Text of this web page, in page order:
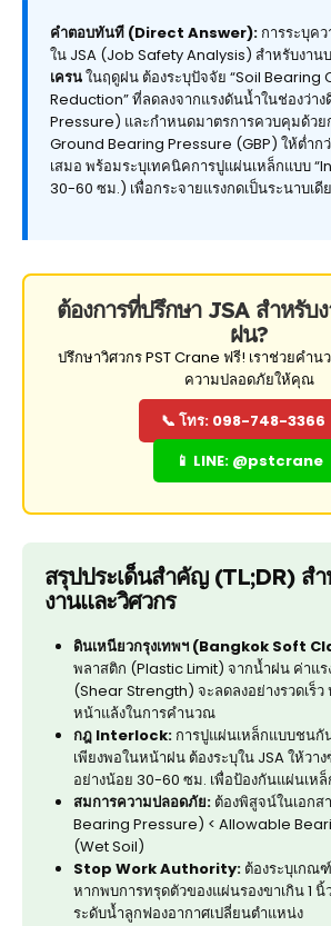
คำตอบทันที (Direct Answer): การระบุคว
ใน JSA (Job Safety Analysis) สำหรับงาน
เครนในฤดูฝน ต้องระบุปัจจัย “Soil Bearing
Reduction” ที่ลดลงจากแรงดันน้ำในช่องว่า
Pressure) และกำหนดมาตรการควบคุมด้ว
Ground Bearing Pressure (GBP) ให้ต่ำก
เสมอ พร้อมระบุเทคนิคการปูแผ่นเหล็กแบบ
30-60 ซม.) เพื่อกระจายแรงกดเป็นระนาบเดี
ต้องการที่ปรึกษา JSA สำหรับ
ฝน?
ปรึกษาวิศวกร PST Crane ฟรี! เราช่วยคำ
ความปลอดภัยให้คุณ
📞 โทร: 098-748-3366
📱 LINE: @pstcrane
สรุปประเด็นสำคัญ (TL;DR) ส
งานและวิศวกร
ดินเหนียวกรุงเทพฯ (Bangkok Soft
พลาสติก (Plastic Limit) จากน้ำฝน ค่าแ
(Shear Strength) จะลดลงอย่างรวดเร็
หน้าแล้งในการคำนวณ
กฎ Interlock: การปูแผ่นเหล็กแบบชนกั
เพียงพอในหน้าฝน ต้องระบุใน JSA ให้ว
อย่างน้อย 30-60 ซม. เพื่อป้องกันแผ่นเห
สมการความปลอดภัย: ต้องพิสูจน์ในเอกส
Bearing Pressure) < Allowable
(Wet Soil)
Stop Work Authority: ต้องระบุเกณ
หากพบการทรุดตัวของแผ่นรองขาเกิน 1
ระดับน้ำลูกฟองอากาศเปลี่ยนตำแหน่ง